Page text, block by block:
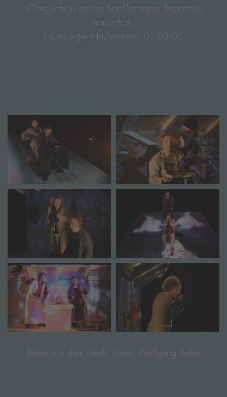
Glanzlicht in seinem hochkarätigen Repertoire
verbuchen."
Nürnberger Nachrichten, 01.05.06
Bilder aus dem Stück, Fotos: Wolfgang Keller